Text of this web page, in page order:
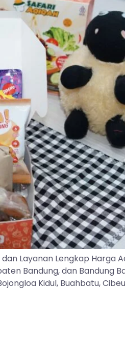
Layanan Lengkap Harga
Bandung, dan Bandung
Kidul, Buahbatu,